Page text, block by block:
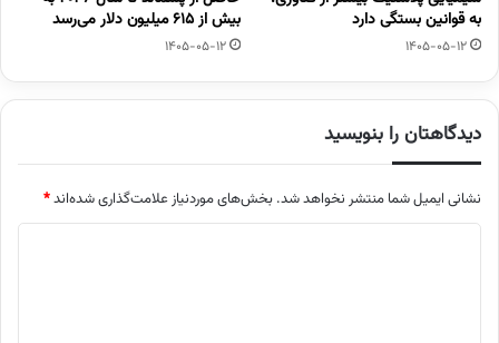
به قوانین بستگی دارد
1405-05-12
بیش از ۶۱۵ میلیون دلار می‌رسد
1405-05-12
دیدگاهتان را بنویسید
نشانی ایمیل شما منتشر نخواهد شد. بخش‌های موردنیاز علامت‌گذاری شده‌اند*